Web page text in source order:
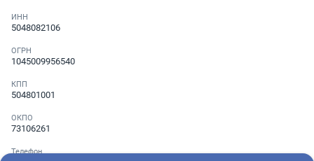
ИНН
5048082106
ОГРН
1045009956540
КПП
504801001
ОКПО
73106261
Телефон